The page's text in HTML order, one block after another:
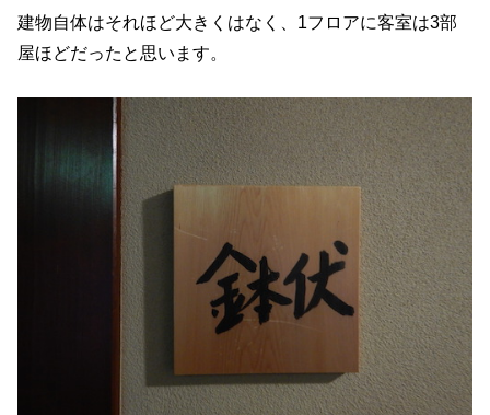
建物自体はそれほど大きくはなく、1フロアに客室は3部
屋ほどだったと思います。